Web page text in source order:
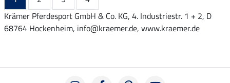
Krämer Pferdesport GmbH & Co. KG, 4. Industriestr. 1 + 2, D
68764 Hockenheim, info@kraemer.de, www.kraemer.de